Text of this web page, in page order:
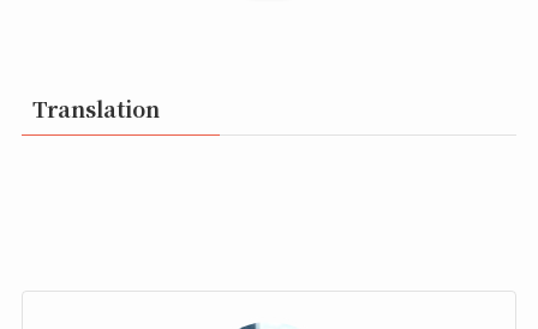
Translation